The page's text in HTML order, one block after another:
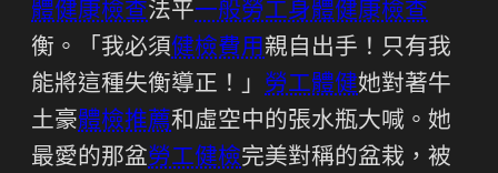
體健康檢查法平一般勞工身體健康檢查
衡。「我必須健檢費用親自出手！只有我
能將這種失衡導正！」 勞工體健她對著牛
土豪體檢推薦和虛空中的張水瓶大喊。她
最愛的那盆勞工健檢完美對稱的盆栽，被